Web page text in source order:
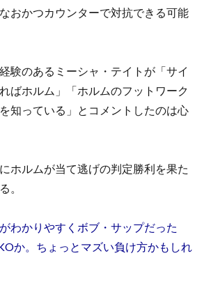
おかつカウンターで対抗できる可能
験のあるミーシャ・テイトが「サイ
ばホルム」「ホルムのフットワーク
知っている」とコメントしたのは心
ホルムが当て逃げの判定勝利を果た
。
わかりやすくボブ・サップだった
か。ちょっとマズい負け方かもしれ